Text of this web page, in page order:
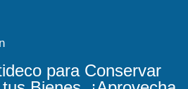
para Conservar